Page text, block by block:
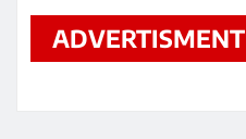
ADVERTISMENT